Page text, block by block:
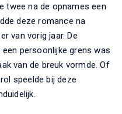
twee na de opnames een
deze romance na
van vorig jaar. De
persoonlijke grens was
van de breuk vormde. Of
speelde bij deze